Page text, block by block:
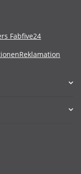
Fabfive24
Reklamation